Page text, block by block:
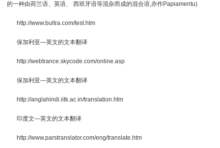
的一种由荷兰语、英语、 西班牙语等混杂而成的混合语,亦作Papiamentu)
http://www.bultra.com/test.htm
保加利亚—英文的文本翻译
http://webtrance.skycode.com/online.asp
保加利亚—英文的文本翻译
http://anglahindi.iitk.ac.in/translation.htm
印度文—英文的文本翻译
http://www.parstranslator.com/eng/translate.htm